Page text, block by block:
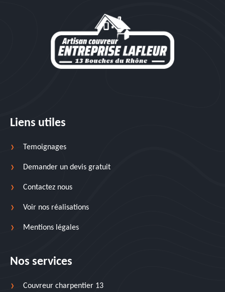
Liens utiles
Temoignages
Demander un devis gratuit
Contactez nous
Voir nos réalisations
Mentions légales
Nos services
Couvreur charpentier 13